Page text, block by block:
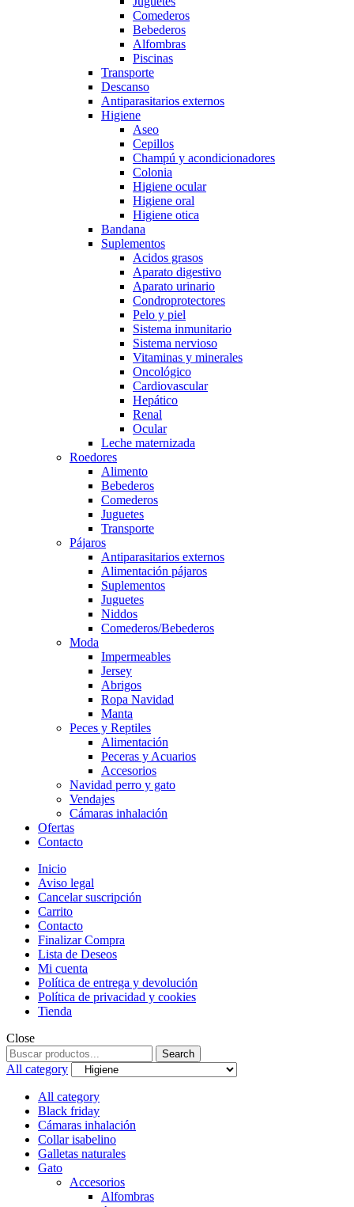
Comederos
Bebederos
Alfombras
Piscinas
Transporte
Descanso
Antiparasitarios externos
Higiene
Aseo
Cepillos
Champú y acondicionadores
Colonia
Higiene ocular
Higiene oral
Higiene otica
Bandana
Suplementos
Acidos grasos
Aparato digestivo
Aparato urinario
Condroprotectores
Pelo y piel
Sistema inmunitario
Sistema nervioso
Vitaminas y minerales
Oncológico
Cardiovascular
Hepático
Renal
Ocular
Leche maternizada
Roedores
Alimento
Bebederos
Comederos
Juguetes
Transporte
Pájaros
Antiparasitarios externos
Alimentación pájaros
Suplementos
Juguetes
Niddos
Comederos/Bebederos
Moda
Impermeables
Jersey
Abrigos
Ropa Navidad
Manta
Peces y Reptiles
Alimentación
Peceras y Acuarios
Accesorios
Navidad perro y gato
Vendajes
Cámaras inhalación
Ofertas
Contacto
Inicio
Aviso legal
Cancelar suscripción
Carrito
Contacto
Finalizar Compra
Lista de Deseos
Mi cuenta
Política de entrega y devolución
Política de privacidad y cookies
Tienda
Close
Search
for:
Search
All category
All category
Black friday
Cámaras inhalación
Collar isabelino
Galletas naturales
Gato
Accesorios
Alfombras